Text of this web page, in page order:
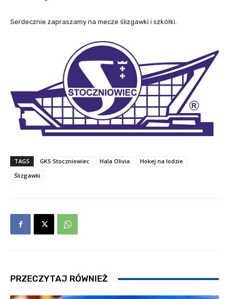
Serdecznie zapraszamy na mecze ślizgawki i szkółki.
TAGS GKS Stoczniowiec Hala Olivia
Hokej na lodzie
Ślizgawki
PRZECZYTAJ RÓWNIEŻ